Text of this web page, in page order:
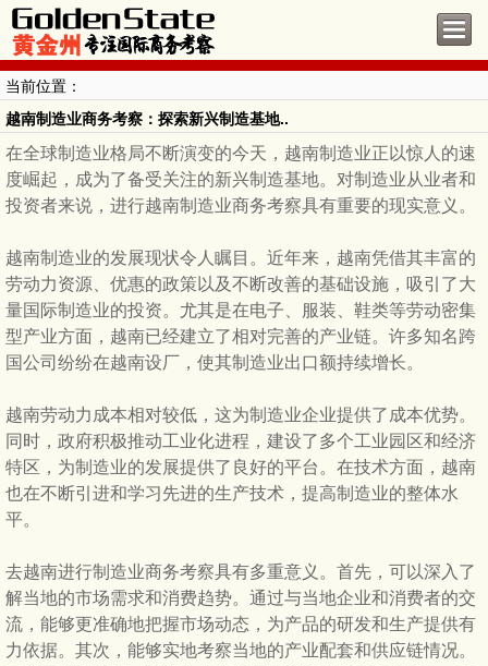
当前位置：
越南制造业商务考察：探索新兴制造基地..
在全球制造业格局不断演变的今天，越南制造业正以惊人的速
度崛起，成为了备受关注的新兴制造基地。对制造业从业者和
投资者来说，进行越南制造业商务考察具有重要的现实意义。
越南制造业的发展现状令人瞩目。近年来，越南凭借其丰富的
劳动力资源、优惠的政策以及不断改善的基础设施，吸引了大
量国际制造业的投资。尤其是在电子、服装、鞋类等劳动密集
型产业方面，越南已经建立了相对完善的产业链。许多知名跨
国公司纷纷在越南设厂，使其制造业出口额持续增长。
越南劳动力成本相对较低，这为制造业企业提供了成本优势。
同时，政府积极推动工业化进程，建设了多个工业园区和经济
特区，为制造业的发展提供了良好的平台。在技术方面，越南
也在不断引进和学习先进的生产技术，提高制造业的整体水
平。
去越南进行制造业商务考察具有多重意义。首先，可以深入了
解当地的市场需求和消费趋势。通过与当地企业和消费者的交
流，能够更准确地把握市场动态，为产品的研发和生产提供有
力依据。其次，能够实地考察当地的产业配套和供应链情况。